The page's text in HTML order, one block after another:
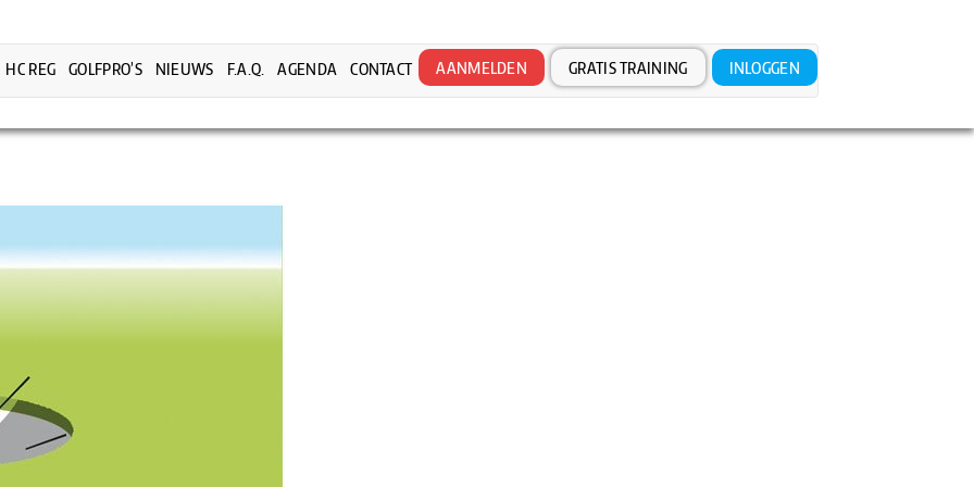
HC REG GOLFPRO’S NIEUWS F.A.Q. AGENDA CONTACT AANMELDEN GRATIS TRAINING INLOGGEN